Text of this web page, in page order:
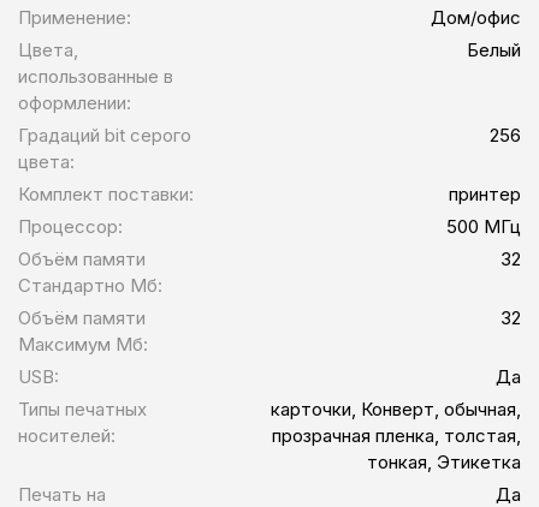
Применение:
Дом/офис
Цвета,
использованные в
оформлении:
Белый
Градаций bit серого
цвета:
256
Комплект поставки:
принтер
Процессор:
500 МГц
Объём памяти
Стандартно Мб:
32
Объём памяти
Максимум Мб:
32
USB:
Да
Типы печатных
носителей:
карточки, Конверт, обычная,
прозрачная пленка, толстая,
тонкая, Этикетка
Печать на
Да